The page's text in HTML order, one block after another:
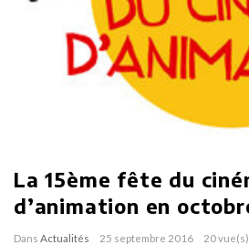
La 15ème fête du
d’animation en
Dans Actualités 25 septembre 2016 20 vue(s)